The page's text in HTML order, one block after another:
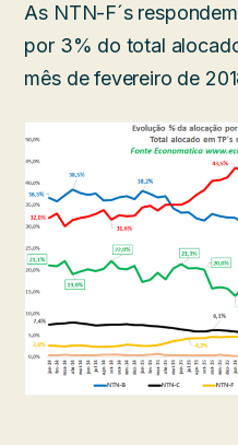
As NTN-F´s
por 3% do total
mês de fevereiro de